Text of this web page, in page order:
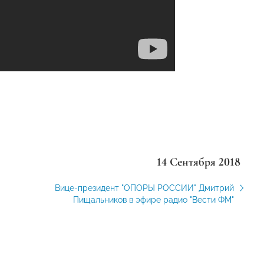
14 Сентября 2018
Вице-президент "ОПОРЫ РОССИИ" Дмитрий
Пищальников в эфире радио "Вести ФМ"